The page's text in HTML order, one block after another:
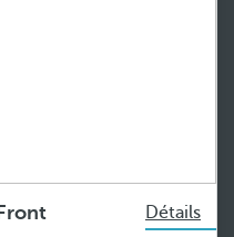
Détails